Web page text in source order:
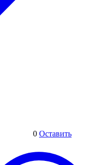
0 Оставить